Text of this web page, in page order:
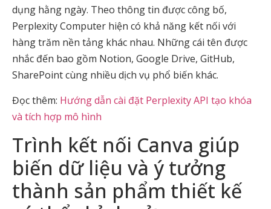
dụng hằng ngày. Theo thông tin được công bố,
Perplexity Computer hiện có khả năng kết nối với
hàng trăm nền tảng khác nhau. Những cái tên được
nhắc đến bao gồm Notion, Google Drive, GitHub,
SharePoint cùng nhiều dịch vụ phổ biến khác.
Đọc thêm: Hướng dẫn cài đặt Perplexity API tạo khóa
và tích hợp mô hình
Trình kết nối Canva giúp
biến dữ liệu và ý tưởng
thành sản phẩm thiết kế